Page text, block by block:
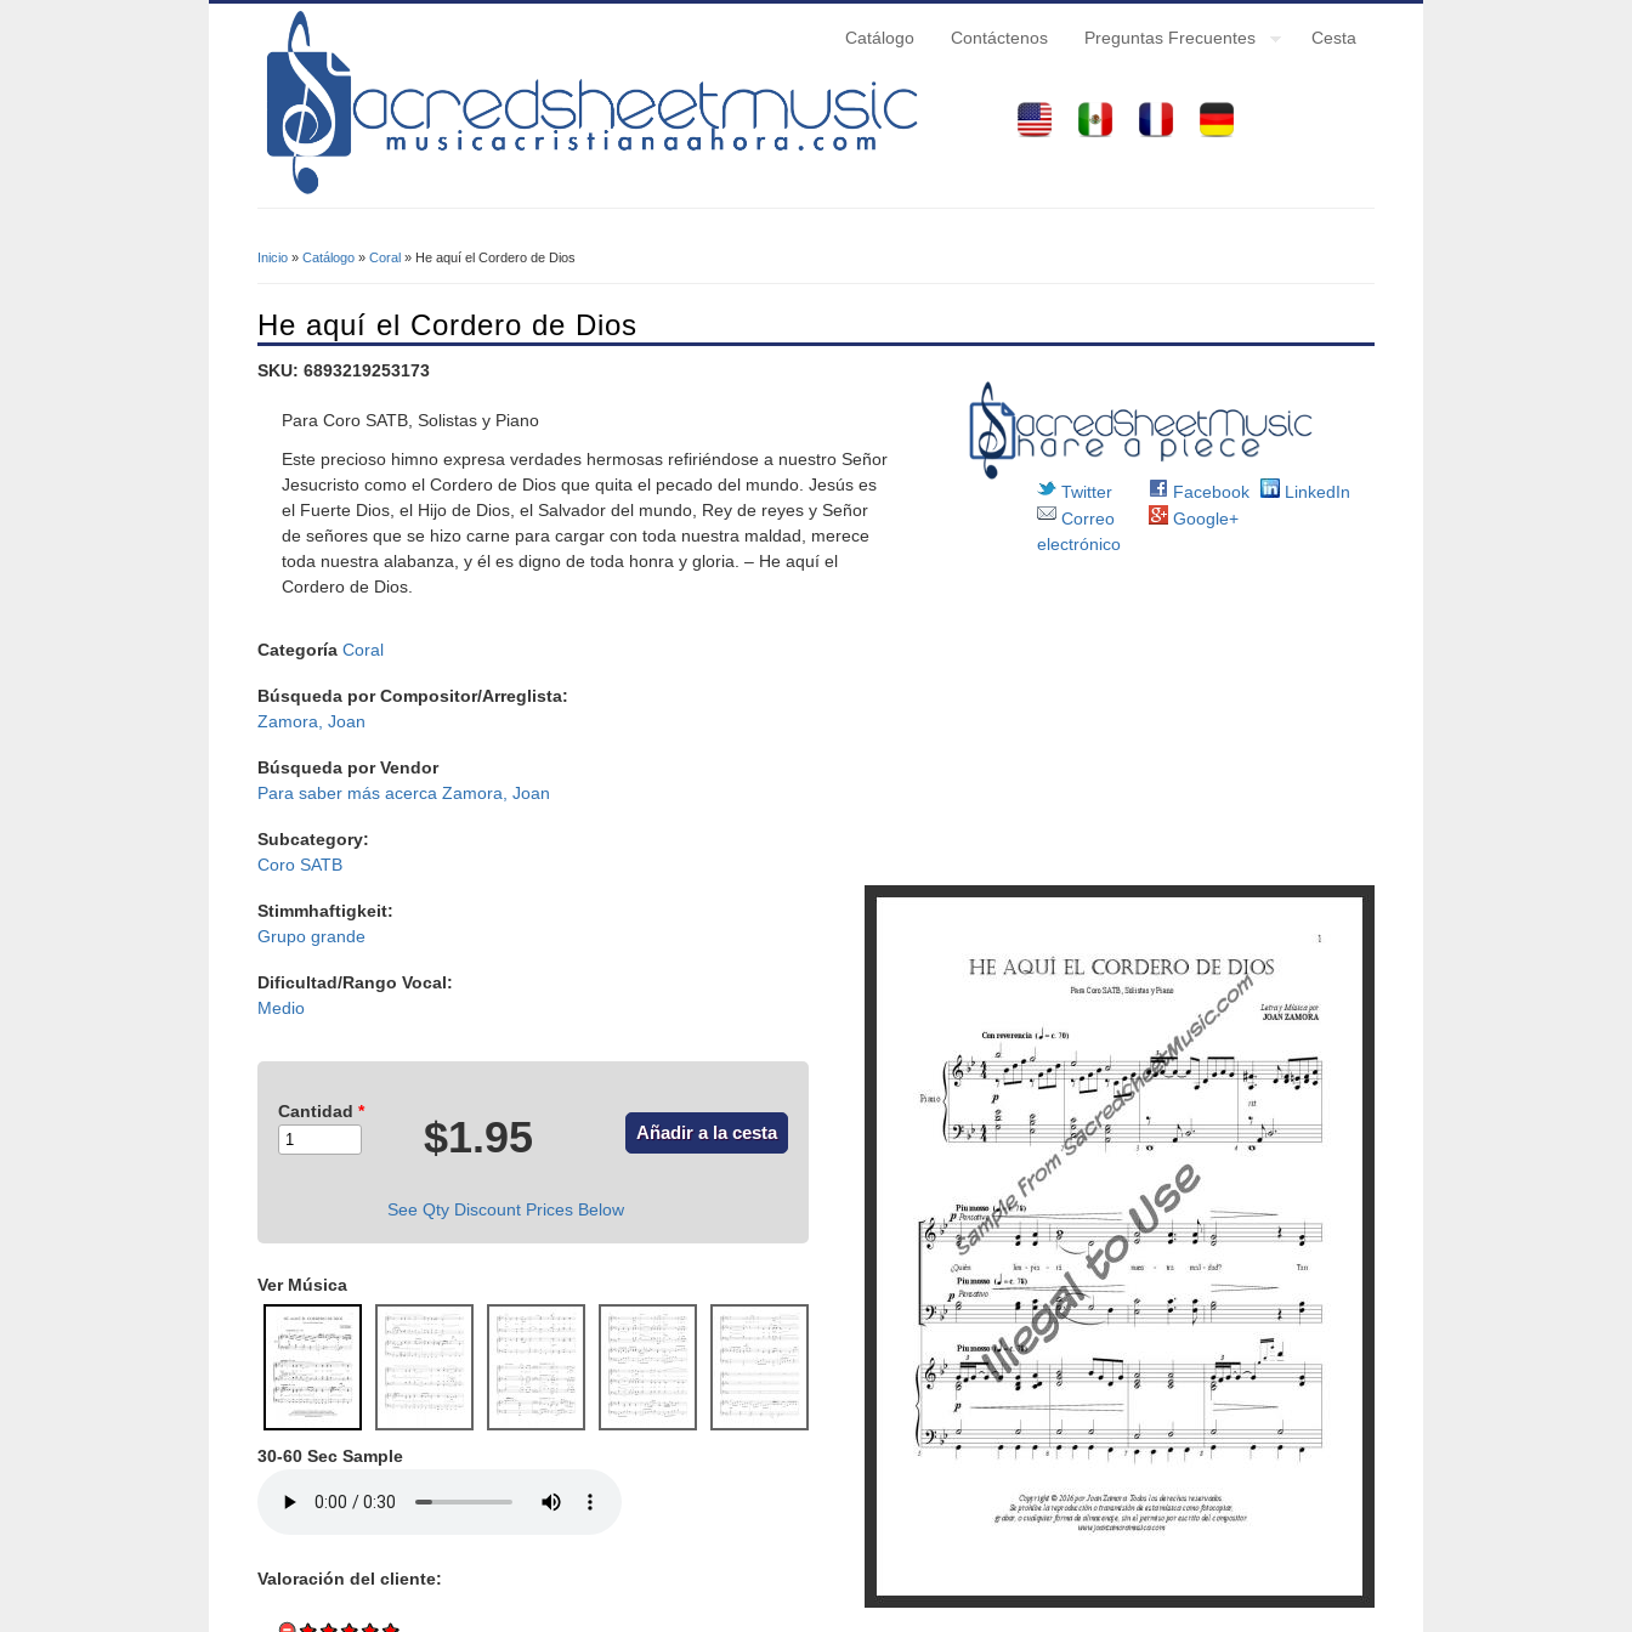
Catálogo Contáctenos Preguntas Frecuentes Cesta
Inicio » Catálogo » Coral » He aquí el Cordero de Dios
He aquí el Cordero de Dios
Twitter Facebook
LinkedIn
Correo
electrónico
Google+
SKU: 6893219253173
Para Coro SATB, Solistas y Piano
Este precioso himno expresa verdades hermosas refiriéndose a nuestro Señor
Jesucristo como el Cordero de Dios que quita el pecado del mundo. Jesús es
el Fuerte Dios, el Hijo de Dios, el Salvador del mundo, Rey de reyes y Señor
de señores que se hizo carne para cargar con toda nuestra maldad, merece
toda nuestra alabanza, y él es digno de toda honra y gloria. – He aquí el
Cordero de Dios.
Categoría Coral
Búsqueda por Compositor/Arreglista:
Zamora, Joan
Búsqueda por Vendor
Zamora, Joan
Subcategory:
Coro SATB
Stimmhaftigkeit:
Grupo grande
Dificultad/Rango Vocal:
Medio
Cantidad *
$1.95
See Qty Discount Prices Below
Ver Música
30-60 Sec Sample
Valoración del cliente: